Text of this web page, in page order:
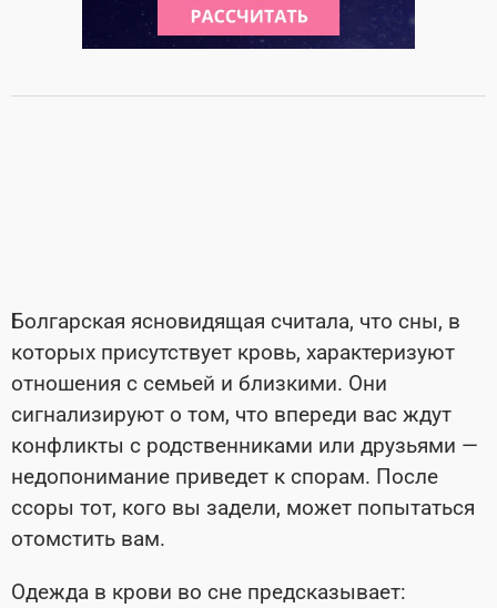
Болгарская ясновидящая считала, что сны, в
которых присутствует кровь, характеризуют
отношения с семьей и близкими. Они
сигнализируют о том, что впереди вас ждут
конфликты с родственниками или друзьями —
недопонимание приведет к спорам. После
ссоры тот, кого вы задели, может попытаться
отомстить вам.
Одежда в крови во сне предсказывает: